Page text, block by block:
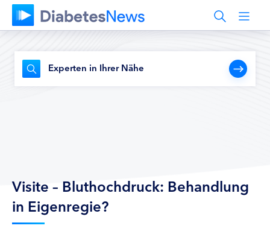
Experten in Ihrer Nähe
Visite – Bluthochdruck: Behandlung
in Eigenregie?